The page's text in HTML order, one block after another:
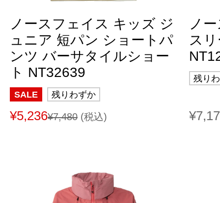
ノースフェイス キッズ ジ
ュニア 短パン ショートパ
ンツ バーサタイルショー
ト NT32639
SALE 残りわずか
¥5,236¥7,480 (税込)
ノ
ス
残り